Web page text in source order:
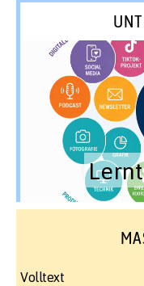
Volltext